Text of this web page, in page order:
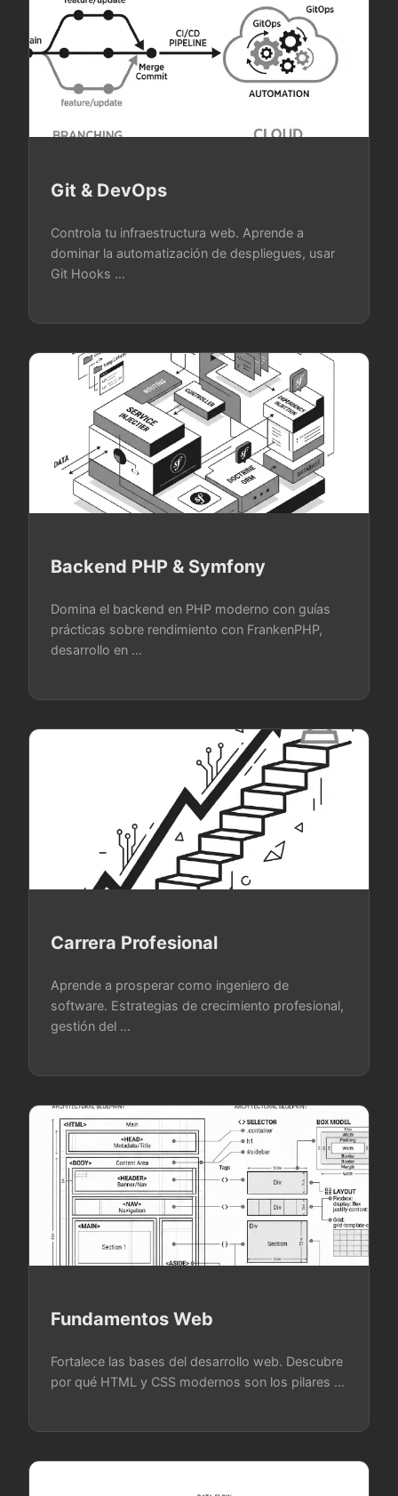
Git & DevOps
Controla tu infraestructura web. Aprende a
dominar la automatización de despliegues, usar
Git Hooks …
Backend PHP & Symfony
Domina el backend en PHP moderno con guías
prácticas sobre rendimiento con FrankenPHP,
desarrollo en …
Carrera Profesional
Aprende a prosperar como ingeniero de
software. Estrategias de crecimiento profesional,
gestión del …
Fundamentos Web
Fortalece las bases del desarrollo web. Descubre
por qué HTML y CSS modernos son los pilares …